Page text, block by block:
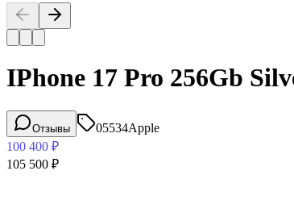
IPhone 17 Pro 256Gb
Отзывы 05534Apple
100 400 ₽
105 500 ₽